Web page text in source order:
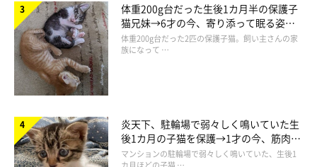
体重200g台だった生後1カ月半の保護子
猫兄妹→6才の今、寄り添って眠る姿に
ほっこり！
体重200g台だった2匹の保護子猫。飼い主さんの家
族になって …
炎天下、駐輪場で弱々しく鳴いていた生
後1カ月の子猫を保護→1才の今、筋肉質
でツンデレなコに成長
マンションの駐輪場で弱々しく鳴いていた、生後1